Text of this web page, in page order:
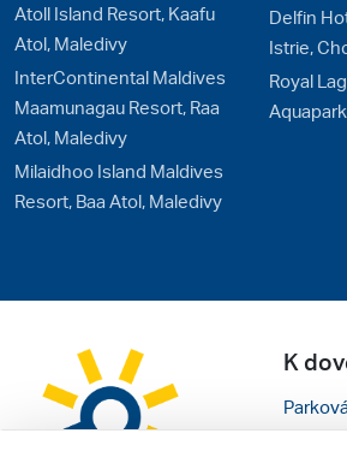
Atoll Island Resort, Kaafu
Atol, Maledivy
InterContinental Maldives
Maamunagau Resort, Raa
Atol, Maledivy
Milaidhoo Island Maldives
Resort, Baa Atol, Maledivy
Delfin
Istrie,
Royal
K